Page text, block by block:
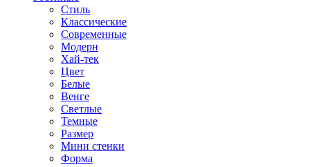
Стиль
Классические
Современные
Модерн
Хай-тек
Цвет
Белые
Венге
Светлые
Темные
Размер
Мини стенки
Форма